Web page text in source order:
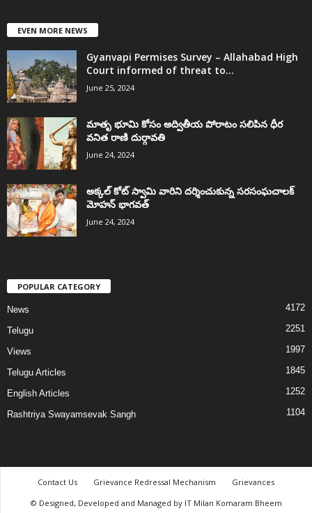
EVEN MORE NEWS
Gyanvapi Permises Survey – Allahabad High
Court informed of threat to...
June 25, 2024
మాతృ భూమి కోసం అద్వితీయ పోరాటం సలిపిన ధీర
వనిత రాణి దుర్గావతి
June 24, 2024
అక్కల్‌ కోట్‌ స్వామి వారిని దర్శించుకున్న సరసంఘచాలక్
మోహన్ భాగవత్
June 24, 2024
POPULAR CATEGORY
News 4172
Telugu 2251
Views 1997
Telugu Articles 1845
English Articles 1252
Rashtriya Swayamsevak Sangh 1104
Contact Us Grievance Redressal Mechanism
Grievances
© Designed, Developed and Managed by IT Milan Komaram Bheem